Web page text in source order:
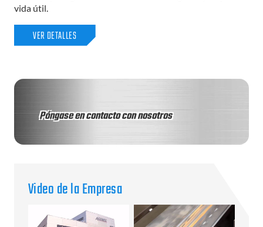
vida útil.
VER DETALLES
Póngase en contacto con nosotros
Video de la Empresa